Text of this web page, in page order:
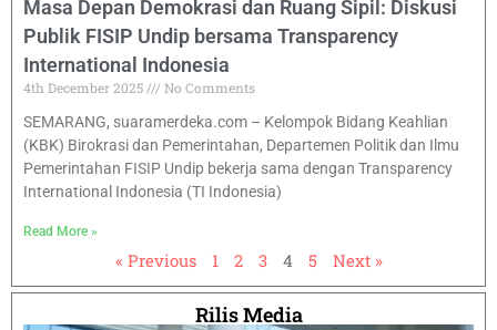
Masa Depan Demokrasi dan Ruang Sipil: Diskusi
Publik FISIP Undip bersama Transparency
International Indonesia
4th December 2025
No Comments
SEMARANG, suaramerdeka.com – Kelompok Bidang Keahlian
(KBK) Birokrasi dan Pemerintahan, Departemen Politik dan Ilmu
Pemerintahan FISIP Undip bekerja sama dengan Transparency
International Indonesia (TI Indonesia)
Read More »
« Previous 1 2 3 4 5 Next »
Rilis Media